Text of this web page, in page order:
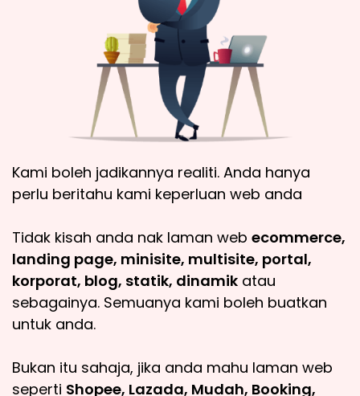
Kami boleh jadikannya realiti. Anda hanya
perlu beritahu kami keperluan web anda
Tidak kisah anda nak laman web ecommerce,
landing page, minisite, multisite, portal,
korporat, blog, statik, dinamik atau
sebagainya. Semuanya kami boleh buatkan
untuk anda.
Bukan itu sahaja, jika anda mahu laman web
seperti Shopee, Lazada, Mudah, Booking,